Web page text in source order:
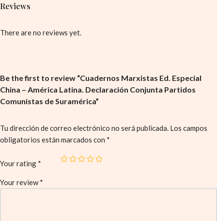
Reviews
There are no reviews yet.
Be the first to review “Cuadernos Marxistas Ed. Especial
China – América Latina. Declaración Conjunta Partidos
Comunistas de Suramérica”
Tu dirección de correo electrónico no será publicada. Los campos
obligatorios están marcados con *
Your rating *
Your review*